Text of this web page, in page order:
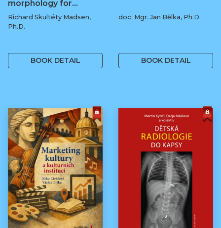
morphology for…
Richard Skultéty Madsen,
Ph.D.
BOOK DETAIL
doc. Mgr. Jan Bělka, Ph.D.
BOOK DETAIL